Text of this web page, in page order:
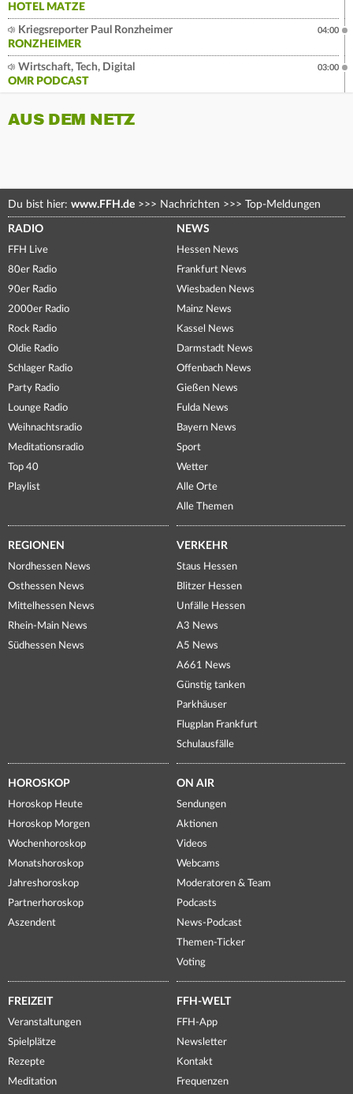
HOTEL MATZE
Kriegsreporter Paul Ronzheimer
RONZHEIMER
04:00
Wirtschaft, Tech, Digital
OMR PODCAST
03:00
AUS DEM NETZ
Du bist hier: www.FFH.de >>> Nachrichten >>> Top-Meldungen
RADIO
FFH Live
80er Radio
90er Radio
2000er Radio
Rock Radio
Oldie Radio
Schlager Radio
Party Radio
Lounge Radio
Weihnachtsradio
Meditationsradio
Top 40
Playlist
NEWS
Hessen News
Frankfurt News
Wiesbaden News
Mainz News
Kassel News
Darmstadt News
Offenbach News
Gießen News
Fulda News
Bayern News
Sport
Wetter
Alle Orte
Alle Themen
REGIONEN
Nordhessen News
Osthessen News
Mittelhessen News
Rhein-Main News
Südhessen News
VERKEHR
Staus Hessen
Blitzer Hessen
Unfälle Hessen
A3 News
A5 News
A661 News
Günstig tanken
Parkhäuser
Flugplan Frankfurt
Schulausfälle
HOROSKOP
Horoskop Heute
Horoskop Morgen
Wochenhoroskop
Monatshoroskop
Jahreshoroskop
Partnerhoroskop
Aszendent
ON AIR
Sendungen
Aktionen
Videos
Webcams
Moderatoren & Team
Podcasts
News-Podcast
Themen-Ticker
Voting
FREIZEIT
Veranstaltungen
Spielplätze
Rezepte
Meditation
FFH-WELT
FFH-App
Newsletter
Kontakt
Frequenzen